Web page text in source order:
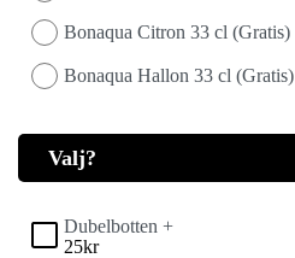
Bonaqua Citron 33 cl (Gratis)
Bonaqua Hallon 33 cl (Gratis)
Valj?
Dubelbotten +
25kr